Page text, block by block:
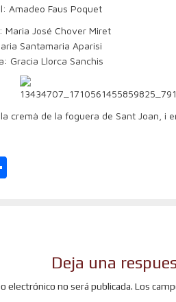
Amadeo Faus Poquet
Maria José Chover Miret
Santamaria Aparisi
Gracia Llorca Sanchis
cremà de la foguera de Sant Joan, i
Deja una
electrónico no será publicada. Los